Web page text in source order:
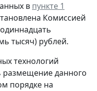
в пункте 1
Комиссией
тысяч) рублей.
технологий
данного
порядке на